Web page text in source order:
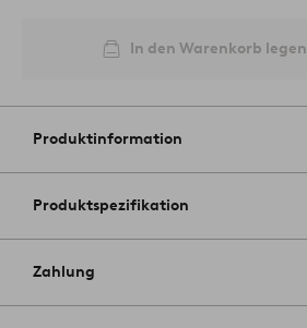
In den Warenkorb legen
Produktinformation
Produktspezifikation
Zahlung